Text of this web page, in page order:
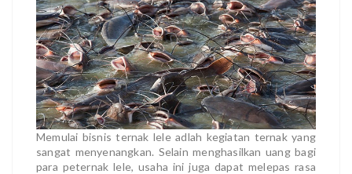
Memulai bisnis ternak lele adlah kegiatan ternak yang
sangat menyenangkan. Selain menghasilkan uang bagi
para peternak lele, usaha ini juga dapat melepas rasa